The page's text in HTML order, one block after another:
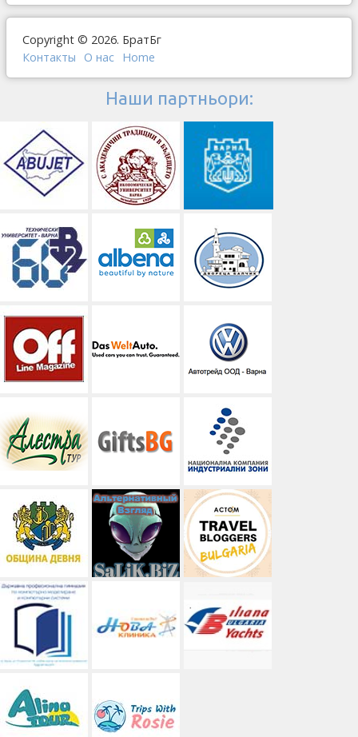
Copyright © 2026. БратБг
Контакты
О наc Home
Наши партньори: